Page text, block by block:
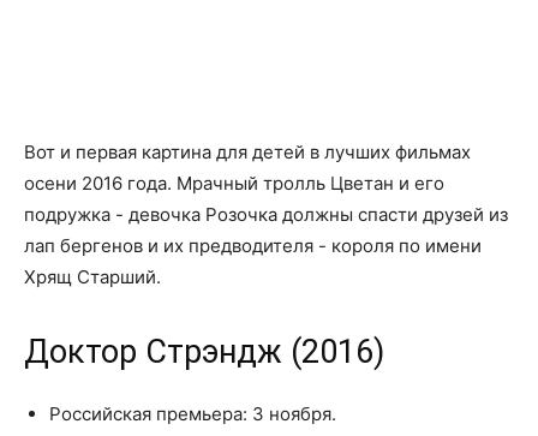
Вот и первая картина для детей в лучших фильмах
осени 2016 года. Мрачный тролль Цветан и его
подружка - девочка Розочка должны спасти друзей из
лап бергенов и их предводителя - короля по имени
Хрящ Старший.
Доктор Стрэндж (2016)
Российская премьера: 3 ноября.